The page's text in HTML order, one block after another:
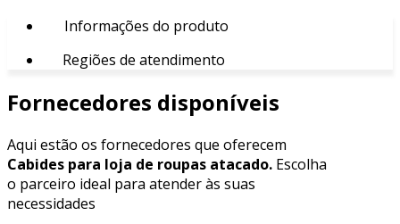
Informações do produto
Regiões de atendimento
Fornecedores disponíveis
Aqui estão os fornecedores que oferecem
Cabides para loja de roupas atacado. Escolha
o parceiro ideal para atender às suas
necessidades